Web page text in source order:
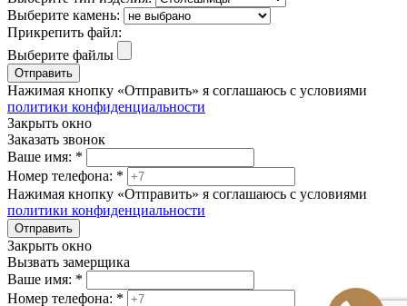
Выберите камень:
Прикрепить файл:
Выберите файлы
Отправить
Нажимая кнопку «Отправить» я соглашаюсь с условиями
политики конфиденциальности
Закрыть окно
Заказать звонок
Ваше имя: *
Номер телефона: *
Нажимая кнопку «Отправить» я соглашаюсь с условиями
политики конфиденциальности
Отправить
Закрыть окно
Вызвать замерщика
Ваше имя: *
Номер телефона: *